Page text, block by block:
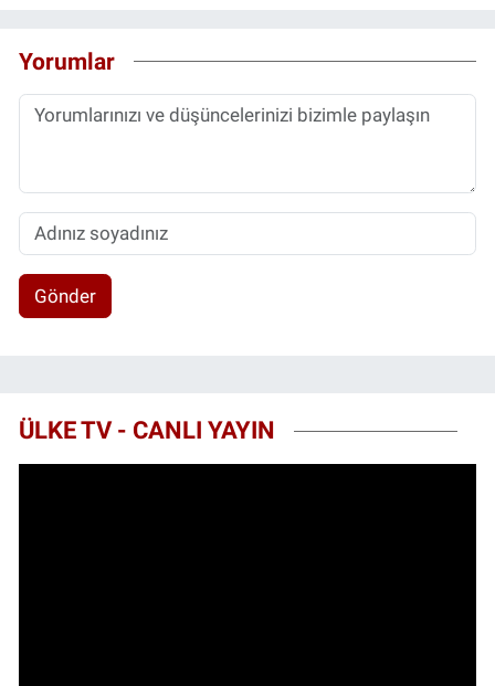
Yorumlar
Gönder
ÜLKE TV - CANLI YAYIN